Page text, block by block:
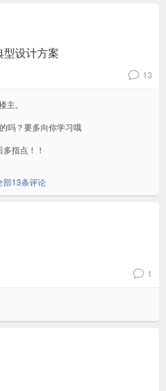
型设计方案
v 13
主。
吗？要多向你学习哦
指点！！
部13条评论
v 1